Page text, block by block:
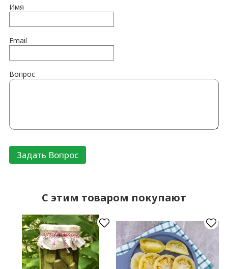
Имя
Email
Вопрос
C этим товаром покупают